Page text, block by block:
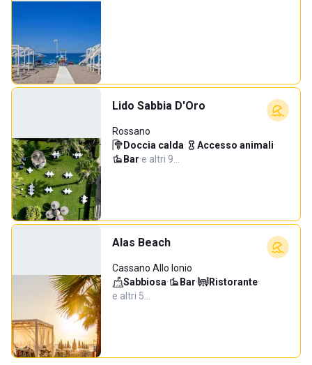
Lido Sabbia D'Oro
Rossano
Doccia calda· Accesso animali·
Bar·e altri 9…
Alas Beach
Cassano Allo Ionio
Sabbiosa· Bar· Ristorante·
e altri 5…